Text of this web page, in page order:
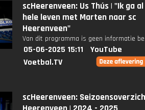
scHeerenveen: Us Thús | "Ik ga
hele leven met Marten naar sc
Heerenveen"
Van dit programma is geen informatie
05-06-2025 15:11
YouTube
Voetbal.TV
scHeerenveen: